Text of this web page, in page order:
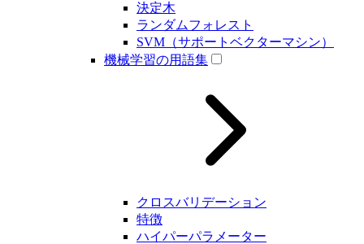
決定木
ランダムフォレスト
SVM（サポートベクターマシン）
機械学習の用語集
クロスバリデーション
特徴
ハイパーパラメーター